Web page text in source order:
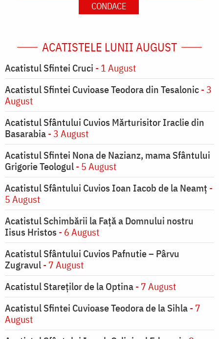
CONDACE
ACATISTELE LUNII AUGUST
Acatistul Sfintei Cruci - 1 August
Acatistul Sfintei Cuvioase Teodora din Tesalonic- 3
August
Acatistul Sfântului Cuvios Mărturisitor Iraclie din
Basarabia- 3 August
Acatistul Sfintei Nona de Nazianz, mama Sfântului
Grigorie Teologul- 5 August
Acatistul Sfântului Cuvios Ioan Iacob de la Neamț -
5 August
Acatistul Schimbării la Faţă a Domnului nostru
Iisus Hristos - 6 August
Acatistul Sfântului Cuvios Pafnutie – Pârvu
Zugravul- 7 August
Acatistul Stareţilor de la Optina- 7 August
Acatistul Sfintei Cuvioase Teodora de la Sihla- 7
August